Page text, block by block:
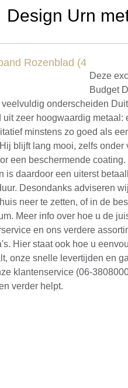
Design Urn
Deze
Budget
onderscheiden
zeer hoogwaardig metaal:
minstens zo goed als
blijft lang mooi, zelfs onder
een beschermende coating.
is daardoor een uiterst
Desondanks adviseren
neer te zetten, of in de
Meer info over hoe u de
en ons verdere
Hier staat ook hoe u
onze snelle levertijden en
klantenservice (06-
verder helpt.